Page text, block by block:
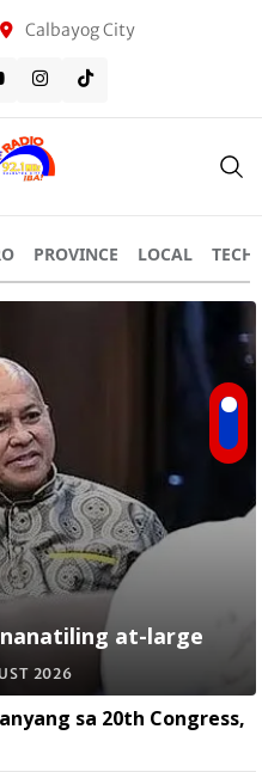
Calbayog City
PROVINCE LOCAL TECH
at-large
2026
sa 20th Congress,